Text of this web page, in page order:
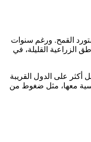
القمح. ورغم سنوات
الزراعية القليلة، في
أكثر على الدول القريبة
معها، مثل ضغوط من